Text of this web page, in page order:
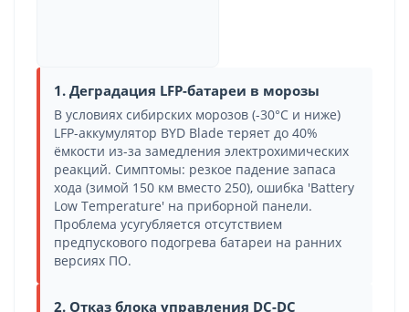
1. Деградация LFP-батареи в морозы
В условиях сибирских морозов (-30°C и ниже)
LFP-аккумулятор BYD Blade теряет до 40%
ёмкости из-за замедления электрохимических
реакций. Симптомы: резкое падение запаса
хода (зимой 150 км вместо 250), ошибка 'Battery
Low Temperature' на приборной панели.
Проблема усугубляется отсутствием
предпускового подогрева батареи на ранних
версиях ПО.
2. Отказ блока управления DC-DC